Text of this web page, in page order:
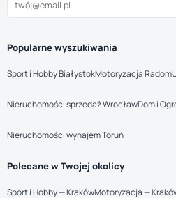
Popularne wyszukiwania
Sport i Hobby BiałystokMotoryzacja Radom
Nieruchomości sprzedaż WrocławDom i
Nieruchomości wynajem Toruń
Polecane w Twojej okolicy
Sport i Hobby — KrakówMotoryzacja —